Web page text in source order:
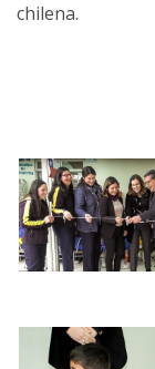
chilena.